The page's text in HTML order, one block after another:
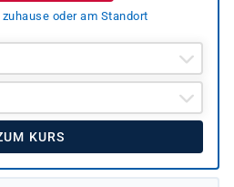
oder am Standort
KURS